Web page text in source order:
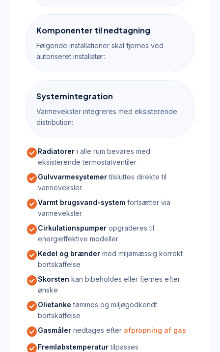
Komponenter til nedtagning
Følgende installationer skal fjernes ved
autoriseret installatør:
Systemintegration
Varmeveksler integreres med eksisterende
distribution:
check_circleRadiatorer i alle rum bevares med
eksisterende termostatventiler
check_circleGulvvarmesystemertilsluttes direkte til
varmeveksler
check_circleVarmt brugsvand-system fortsætter via
varmeveksler
check_circleCirkulationspumper opgraderes til
energieffektive modeller
check_circleKedel og brænder med miljømæssig korrekt
bortskaffelse
check_circleSkorsten kan bibeholdes eller fjernes efter
ønske
check_circleOlietanke tømmes og miljøgodkendt
bortskaffelse
check_circleGasmåler nedtages efter afpropning af gas
check_circleFremløbstemperaturtilpasses